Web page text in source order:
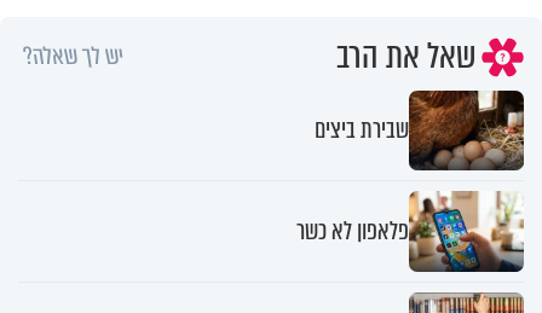
שאל את הרב יש לך שאלה?
שבירת ביצים
פלאפון לא כשר